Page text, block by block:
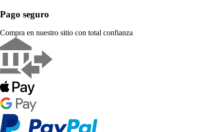
Pago seguro
Compra en nuestro sitio con total confianza